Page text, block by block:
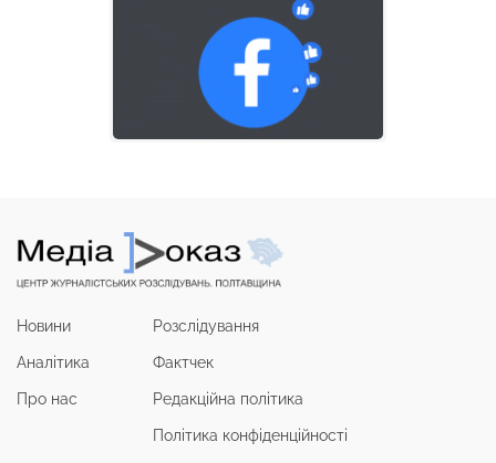
Новини
Аналітика
Про нас
Розслідування
Фактчек
Редакційна політика
Політика конфіденційності